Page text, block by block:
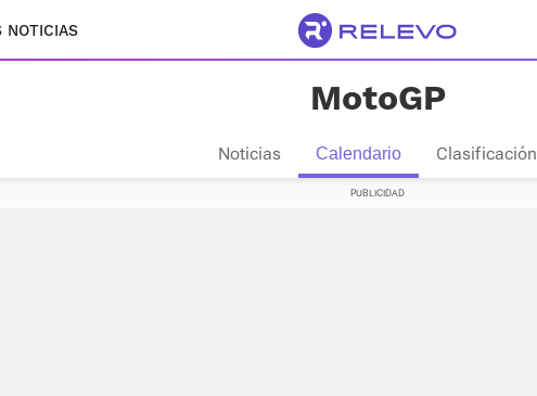
NOTICIAS
MotoGP
Noticias Calendario Clasificación